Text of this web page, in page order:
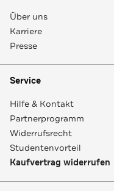
Über uns
Karriere
Presse
Service
Hilfe & Kontakt
Partnerprogramm
Widerrufsrecht
Studentenvorteil
Kaufvertrag widerrufen